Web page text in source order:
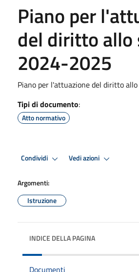
Piano per
del diritto
2024-2025
Piano per l'attuazione del diritto
Tipi di documento:
Atto normativo
Condividi Vedi azioni
Argomenti:
Istruzione
INDICE DELLA PAGINA
Documenti